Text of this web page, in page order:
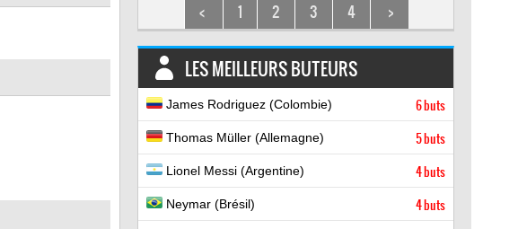
< 1 2 3 4 >
LES MEILLEURS BUTEURS
James Rodriguez (Colombie) 6 buts
Thomas Müller (Allemagne) 5 buts
Lionel Messi (Argentine) 4 buts
Neymar (Brésil) 4 buts